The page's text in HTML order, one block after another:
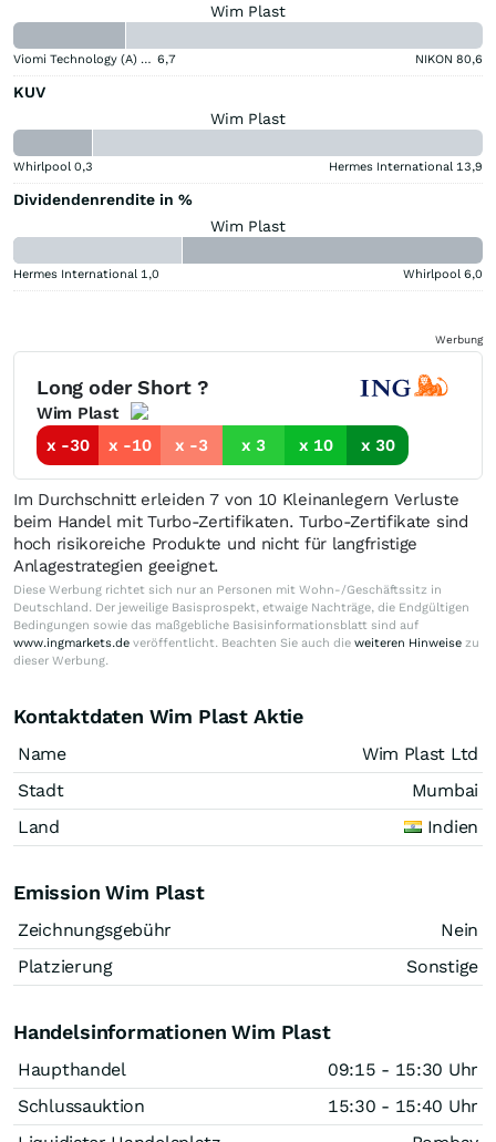
Wim Plast
Viomi Technology (A) (A) 6,7 NIKON 80,6
KUV
Wim Plast
Whirlpool 0,3 Hermes International 13,9
Dividendenrendite in %
Wim Plast
Hermes International 1,0 Whirlpool 6,0
Werbung
Long oder Short ?
Wim Plast
x -30
x -10 x -3 x 3 x 10 x 30
Im Durchschnitt erleiden 7 von 10 Kleinanlegern Verluste
beim Handel mit Turbo-Zertifikaten. Turbo-Zertifikate sind
hoch risikoreiche Produkte und nicht für langfristige
Anlagestrategien geeignet.
Diese Werbung richtet sich nur an Personen mit Wohn-/Geschäftssitz in
Deutschland. Der jeweilige Basisprospekt, etwaige Nachträge, die Endgültigen
Bedingungen sowie das maßgebliche Basisinformationsblatt sind auf
www.ingmarkets.de veröffentlicht. Beachten Sie auch die weiteren Hinweise zu
dieser Werbung.
Kontaktdaten Wim Plast Aktie
Name
Wim Plast Ltd
Stadt
Mumbai
Land
Indien
Emission Wim Plast
Zeichnungsgebühr
Nein
Platzierung
Sonstige
Handelsinformationen Wim Plast
Haupthandel
09:15 - 15:30 Uhr
Schlussauktion
15:30 - 15:40 Uhr